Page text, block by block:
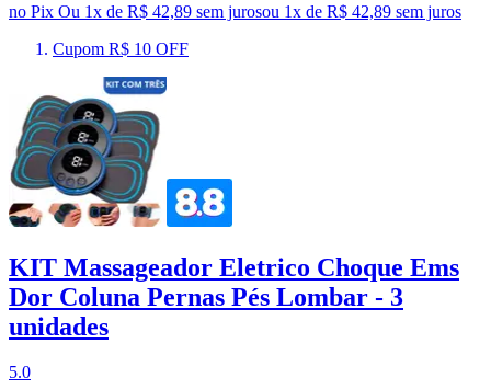
no Pix Ou 1x de R$ 42,89 sem jurosou 1x de R$ 42,89 sem juros
Cupom R$ 10 OFF
KIT Massageador Eletrico Choque Ems
Dor Coluna Pernas Pés Lombar - 3
unidades
5.0